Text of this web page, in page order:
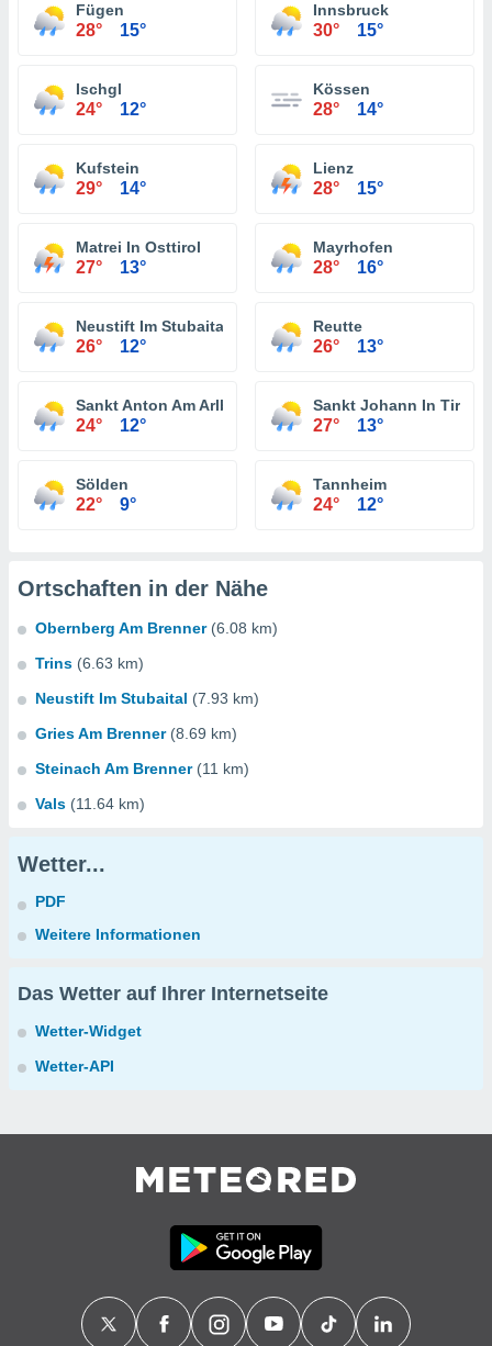
Fügen
28° 15°
Innsbruck
30° 15°
Ischgl
24° 12°
Kössen
28° 14°
Kufstein
29° 14°
Lienz
28° 15°
Matrei In Osttirol
27° 13°
Mayrhofen
28° 16°
Neustift Im Stubaital
26° 12°
Reutte
26° 13°
Sankt Anton Am Arlberg
24° 12°
Sankt Johann In Tirol
27° 13°
Sölden
22° 9°
Tannheim
24° 12°
Ortschaften in der Nähe
Obernberg Am Brenner (6.08 km)
Trins (6.63 km)
Neustift Im Stubaital (7.93 km)
Gries Am Brenner (8.69 km)
Steinach Am Brenner (11 km)
Vals (11.64 km)
Wetter...
PDF
Weitere Informationen
Das Wetter auf Ihrer Internetseite
Wetter-Widget
Wetter-API